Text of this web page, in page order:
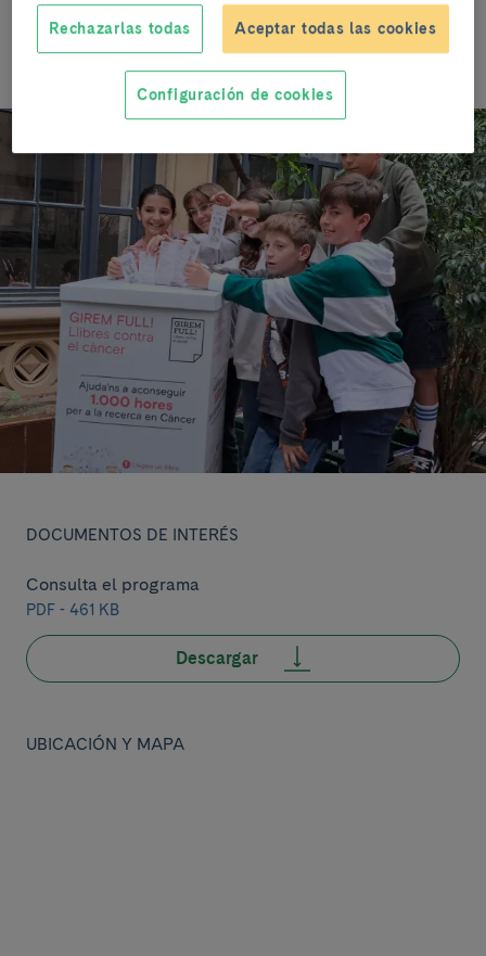
Coordina: Núria Vilamajó
DOCUMENTOS DE INTERÉS
Consulta el programa
PDF - 461 KB
Descargar
UBICACIÓN Y MAPA
Rechazarlas todas Aceptar todas las cookies
Configuración de cookies